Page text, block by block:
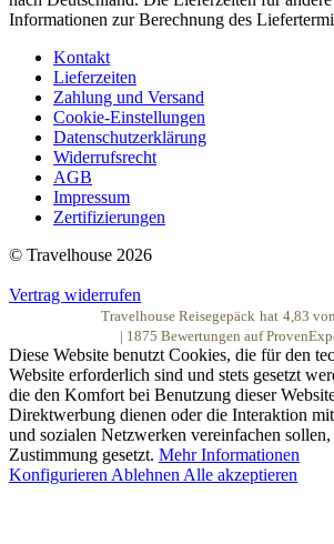
Informationen zur Berechnung des
Kontakt
Lieferzeiten
Zahlung und Versand
Cookie-Einstellungen
Datenschutzerklärung
Widerrufsrecht
AGB
Impressum
Zertifizierungen
© Travelhouse 2026
Vertrag widerrufen
Travelhouse Reisegepäck hat 4,83 von
1875 Bewertungen auf
Diese Website benutzt Cookies, die für den
Website erforderlich sind und stets gesetzt
die den Komfort bei Benutzung dieser
Direktwerbung dienen oder die Interaktion
und sozialen Netzwerken vereinfachen
Zustimmung gesetzt. Mehr Informationen
Konfigurieren Ablehnen Alle akzeptieren